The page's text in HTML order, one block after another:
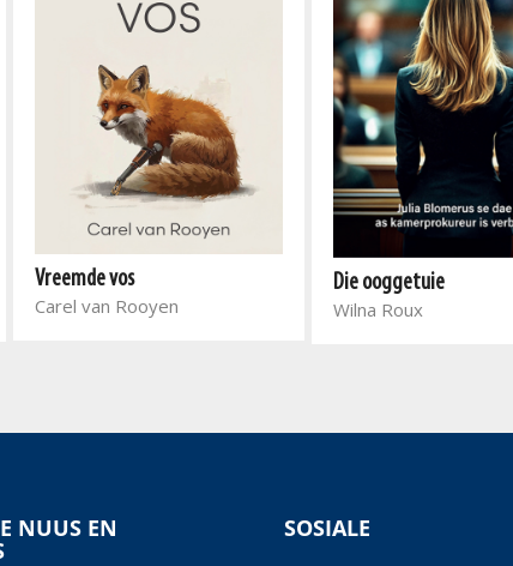
Vreemde vos
Carel van Rooyen
Die ooggetuie
Wilna Roux
NUUS EN SOSIALE